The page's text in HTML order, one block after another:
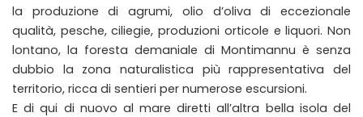
la produzione di agrumi, olio d’oliva di eccezionale
qualità, pesche, ciliegie, produzioni orticole e liquori. Non
lontano, la foresta demaniale di Montimannu è senza
dubbio la zona naturalistica più rappresentativa del
territorio, ricca di sentieri per numerose escursioni.
E di qui di nuovo al mare diretti all’altra bella isola del